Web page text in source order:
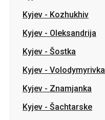
Kyjev - Kozhukhiv
Kyjev - Oleksandrija
Kyjev - Šostka
Kyjev - Volodymyrivka
Kyjev - Znamjanka
Kyjev - Šachtarske